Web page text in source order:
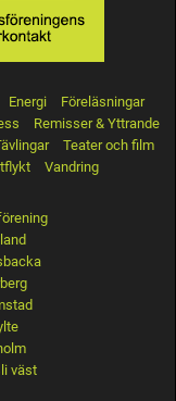
Energi
Föreläsningar
Remisser & Yttrande
Teater och film
Vandring
väst